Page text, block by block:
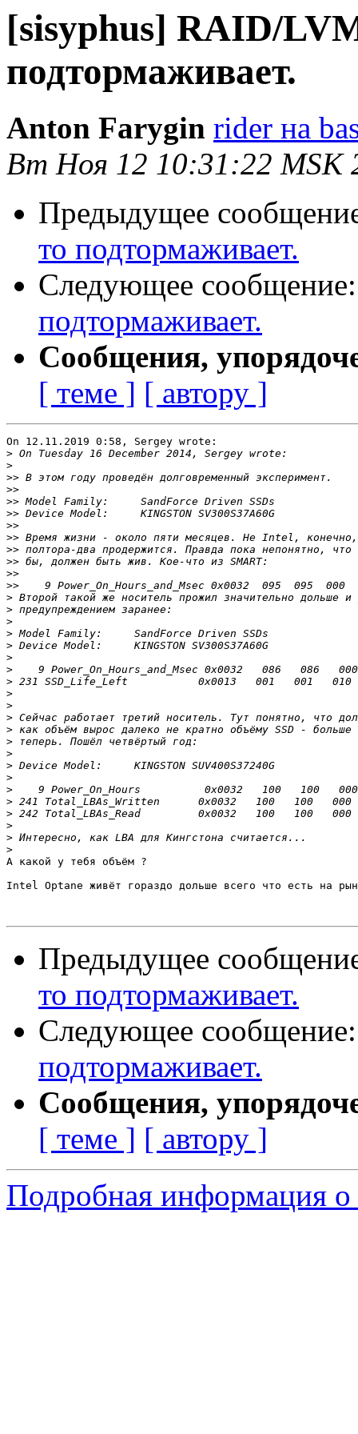
[sisyphus] RAID/
подтормаживает.
Anton Farygin rider на
Вт Ноя 12 10:31:22 MSK
Предыдущее
то подтормаживает.
Следующее
подтормаживает.
Сообщения,
[ теме ] [ автору ]
On 12.11.2019 0:58, Sergey wrote:
>
>
>>
>>
>>
>>
>>
>>
>>
>>
>>
>>
>
>
>
>
>
>
>
>
>
>
>
>
>
>
>
>
>
>
>
>
>
>
А какой у тебя объём ?
Intel Optane живёт гораздо дольше всего что есть на
Предыдущее
то подтормаживает.
Следующее
подтормаживает.
Сообщения,
[ теме ] [ автору ]
Подробная информация о